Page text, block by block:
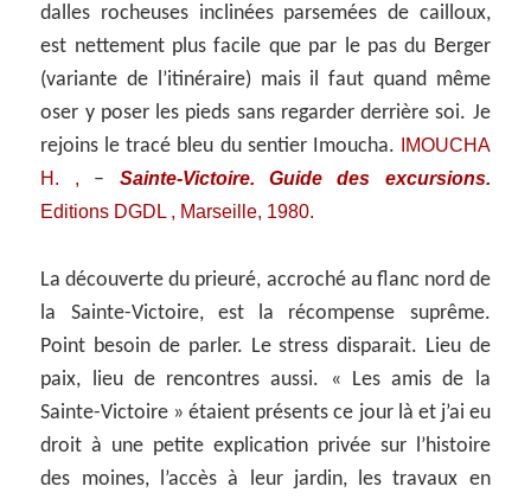
dalles rocheuses inclinées parsemées de cailloux,
est nettement plus facile que par le pas du Berger
(variante de l’itinéraire) mais il faut quand même
oser y poser les pieds sans regarder derrière soi. Je
rejoins le tracé bleu du sentier Imoucha. IMOUCHA
H. , – Sainte-Victoire. Guide des excursions.
Editions DGDL , Marseille, 1980.
La découverte du prieuré, accroché au flanc nord de
la Sainte-Victoire, est la récompense suprême.
Point besoin de parler. Le stress disparait. Lieu de
paix, lieu de rencontres aussi. « Les amis de la
Sainte-Victoire » étaient présents ce jour là et j’ai eu
droit à une petite explication privée sur l’histoire
des moines, l’accès à leur jardin, les travaux en